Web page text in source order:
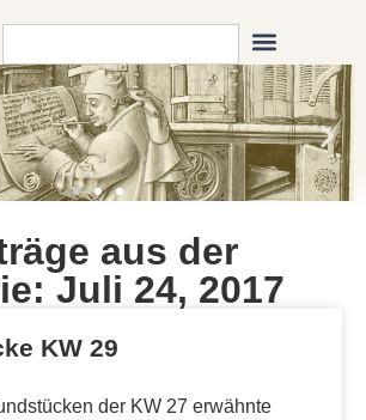
aus der
Juli 24, 2017
KW 29
der KW 27 erwähnte